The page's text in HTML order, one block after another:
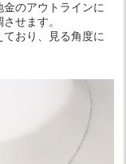
のアウトラインに
せます。
おり、見る角度に